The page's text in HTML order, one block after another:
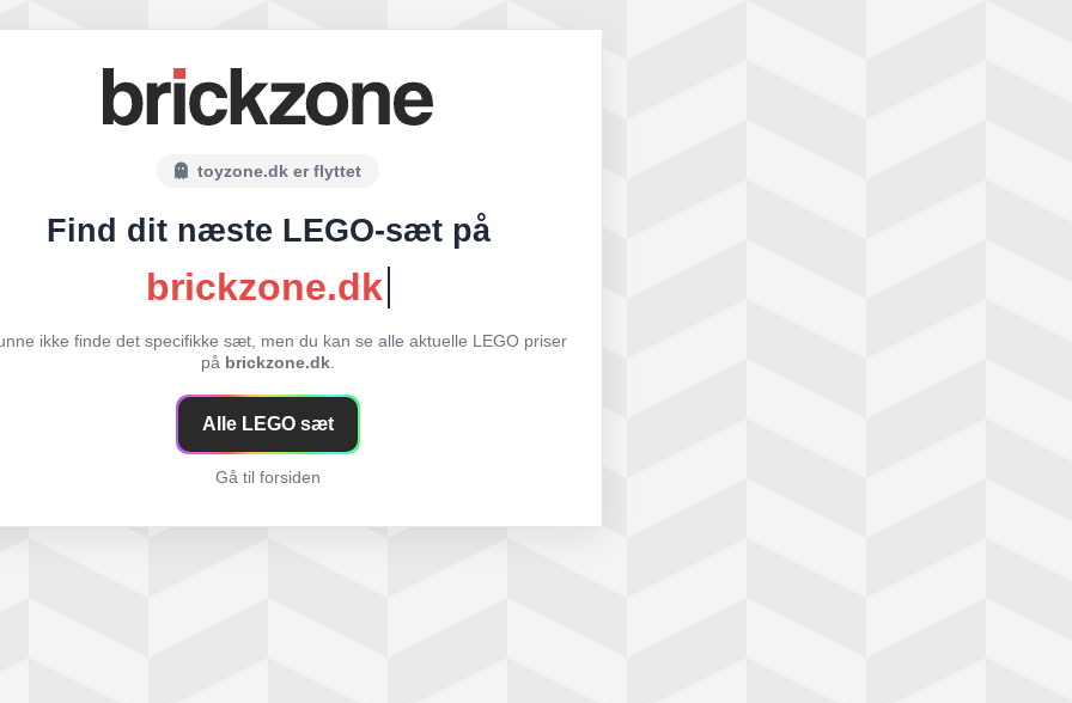
toyzone.dk er flyttet
Find dit næste LEGO-sæt på
brickzone.dk
ikke finde det specifikke sæt, men du kan se alle aktuelle LEGO priser
på brickzone.dk.
Alle LEGO sæt
Gå til forsiden